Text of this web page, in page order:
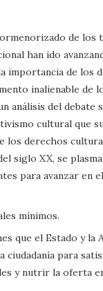
de los
han ido
importancia de los
inalienable de
análisis del debate
cultural que
los derechos
siglo XX, se
para avanzar en
mínimos.
que el Estado y la
ciudadanía para
y nutrir la oferta